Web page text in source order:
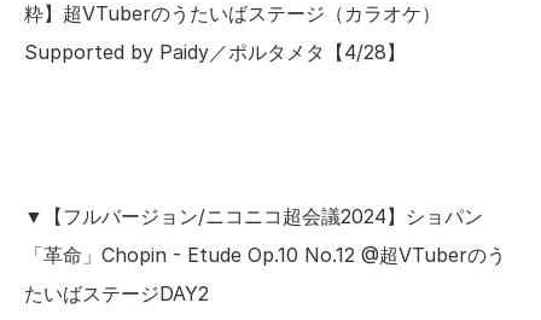
粋】超VTuberのうたいばステージ（カラオケ）
Supported by Paidy／ポルタメタ【4/28】
▼【フルバージョン/ニコニコ超会議2024】ショパン
「革命」Chopin - Etude Op.10 No.12 @超VTuberのう
たいばステージDAY2